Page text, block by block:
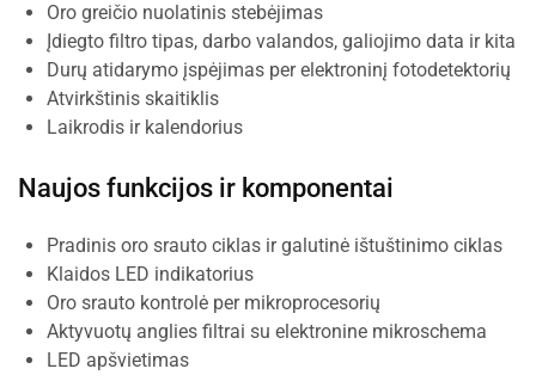
Oro greičio nuolatinis stebėjimas
Įdiegto filtro tipas, darbo valandos, galiojimo data ir kita
Durų atidarymo įspėjimas per elektroninį fotodetektorių
Atvirkštinis skaitiklis
Laikrodis ir kalendorius
Naujos funkcijos ir komponentai
Pradinis oro srauto ciklas ir galutinė ištuštinimo ciklas
Klaidos LED indikatorius
Oro srauto kontrolė per mikroprocesorių
Aktyvuotų anglies filtrai su elektronine mikroschema
LED apšvietimas